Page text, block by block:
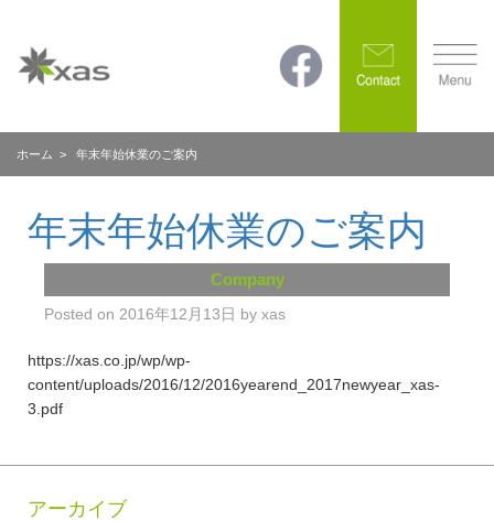
ホーム > 年末年始休業のご案内
年末年始休業のご案内
Company
Posted on 2016年12月13日 by xas
https://xas.co.jp/wp/wp-
content/uploads/2016/12/2016yearend_2017newyear_xas-
3.pdf
アーカイブ